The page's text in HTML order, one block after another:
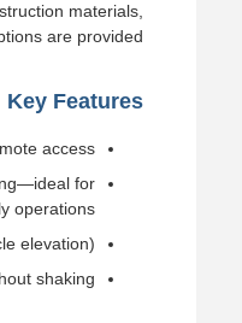
materials,
are provided.
Key Features
access.
for
operations.
elevation).
shaking.